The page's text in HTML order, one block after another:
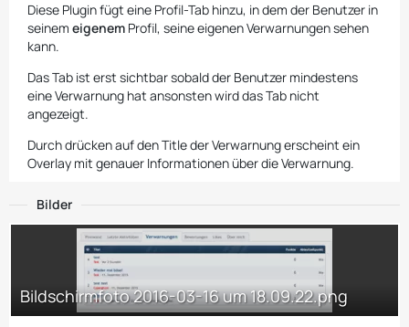
Diese Plugin fügt eine Profil-Tab hinzu, in dem der Benutzer in
seinem eigenem Profil, seine eigenen Verwarnungen sehen
kann.
Das Tab ist erst sichtbar sobald der Benutzer mindestens
eine Verwarnung hat ansonsten wird das Tab nicht
angezeigt.
Durch drücken auf den Title der Verwarnung erscheint ein
Overlay mit genauer Informationen über die Verwarnung.
Bilder
Bildschirmfoto 2016-03-16 um 18.09.22.png